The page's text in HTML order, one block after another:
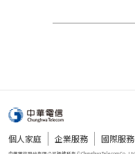
個人家庭 企業服務 國際服務